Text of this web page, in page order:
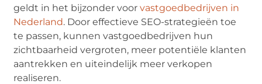
geldt in het bijzonder voorvastgoedbedrijven in
Nederland. Door effectieve SEO-strategieën toe
te passen, kunnen vastgoedbedrijven hun
zichtbaarheid vergroten, meer potentiële klanten
aantrekken en uiteindelijk meer verkopen
realiseren.